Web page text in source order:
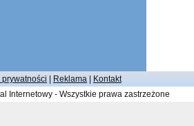
prywatności Reklama
Kontakt
Internetowy - Wszystkie prawa zastrzeżone